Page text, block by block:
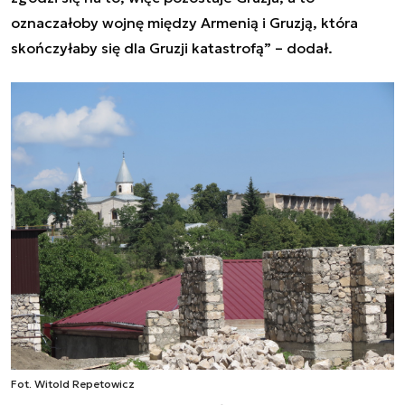
oznaczałoby wojnę między Armenią i Gruzją, która
skończyłaby się dla Gruzji katastrofą” – dodał.
Fot. Witold Repetowicz